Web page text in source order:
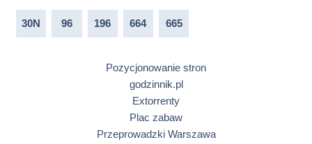
30N 96 196 664 665
Pozycjonowanie stron
godzinnik.pl
Extorrenty
Plac zabaw
Przeprowadzki Warszawa